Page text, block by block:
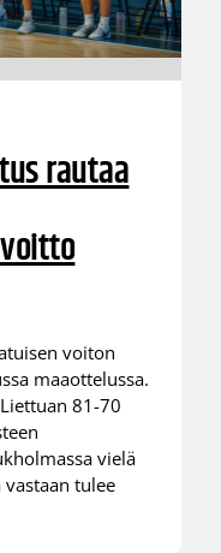
rautaa
voiton
maaottelussa.
81-70
vielä
tulee